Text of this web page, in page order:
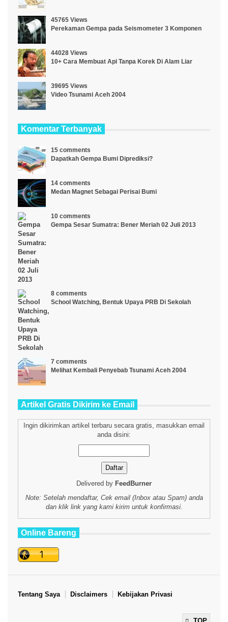
45765 Views
Perekaman Gempa pada Seismometer 3 Komponen
44028 Views
10+ Cara Membuat Api Tanpa Korek Di Alam Liar
39695 Views
Video Tsunami Aceh 2004
Komentar Terbanyak
15 comments
Dapatkah Gempa Bumi Diprediksi?
14 comments
Medan Magnet Sebagai Perisai Bumi
10 comments
Gempa Sesar Sumatra: Bener Meriah 02 Juli 2013
8 comments
School Watching, Bentuk Upaya PRB Di Sekolah
7 comments
Melihat Kembali Penyebab Tsunami Aceh 2004
Artikel Gratis Dikirim ke Email
Ingin dikirimkan artikel terbaru secara gratis, masukkan email
anda disini:
Delivered by FeedBurner
Note: Setelah mendaftar, Cek email (Inbox atau Spam) anda
dan klik link yang kami kirim untuk konfirmasi.
Online Bareng
Tentang Saya Disclaimers Kebijakan Privasi